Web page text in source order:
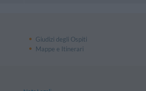
Giudizi degli Ospiti
Mappe e Itinerari